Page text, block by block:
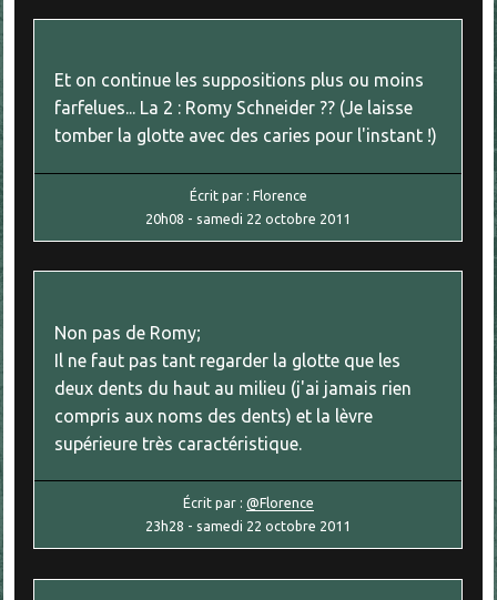
Et on continue les suppositions plus ou moins
farfelues... La 2 : Romy Schneider ?? (Je laisse
tomber la glotte avec des caries pour l'instant !)
Écrit par : Florence
20h08 - samedi 22 octobre 2011
Non pas de Romy;
Il ne faut pas tant regarder la glotte que les
deux dents du haut au milieu (j'ai jamais rien
compris aux noms des dents) et la lèvre
supérieure très caractéristique.
Écrit par : @Florence
23h28 - samedi 22 octobre 2011